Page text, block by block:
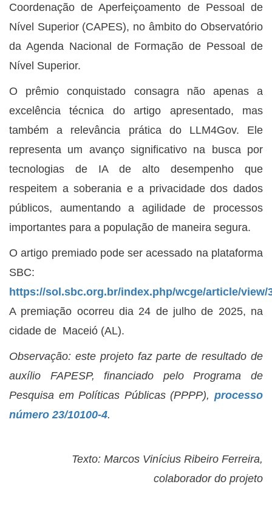
Coordenação de Aperfeiçoamento de Pessoal de
Nível Superior (CAPES), no âmbito do Observatório
da Agenda Nacional de Formação de Pessoal de
Nível Superior.
O prêmio conquistado consagra não apenas a
excelência técnica do artigo apresentado, mas
também a relevância prática do LLM4Gov. Ele
representa um avanço significativo na busca por
tecnologias de IA de alto desempenho que
respeitem a soberania e a privacidade dos dados
públicos, aumentando a agilidade de processos
importantes para a população de maneira segura.
O artigo premiado pode ser acessado na plataforma
SBC:
https://sol.sbc.org.br/index.php/wcge/article/view/
A premiação ocorreu dia 24 de julho de 2025, na
cidade de Maceió (AL).
Observação: este projeto faz parte de resultado de
auxílio FAPESP, financiado pelo Programa de
Pesquisa em Políticas Públicas (PPPP), processo
número 23/10100-4.
Texto: Marcos Vinícius Ribeiro Ferreira,
colaborador do projeto